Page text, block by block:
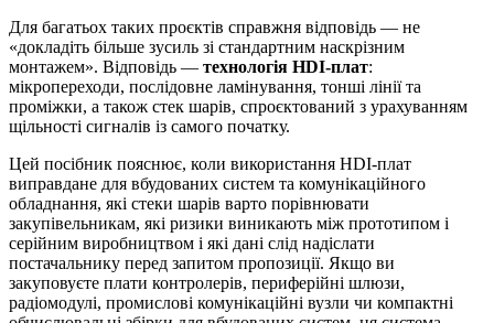
Для багатьох таких проєктів справжня відповідь — не
«докладіть більше зусиль зі стандартним наскрізним
монтажем». Відповідь — технологія HDI-плат:
мікропереходи, послідовне ламінування, тонші лінії та
проміжки, а також стек шарів, спроєктований з урахуванням
щільності сигналів із самого початку.
Цей посібник пояснює, коли використання HDI-плат
виправдане для вбудованих систем та комунікаційного
обладнання, які стеки шарів варто порівнювати
закупівельникам, які ризики виникають між прототипом і
серійним виробництвом і які дані слід надіслати
постачальнику перед запитом пропозиції. Якщо ви
закуповуєте плати контролерів, периферійні шлюзи,
радіомодулі, промислові комунікаційні вузли чи компактні